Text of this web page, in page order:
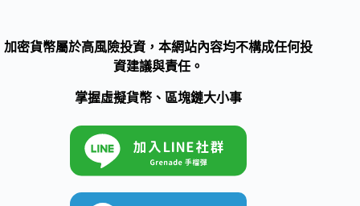
加密貨幣屬於高風險投資，本網站內容均不構成任何投
資建議與責任。
掌握虛擬貨幣、區塊鏈大小事